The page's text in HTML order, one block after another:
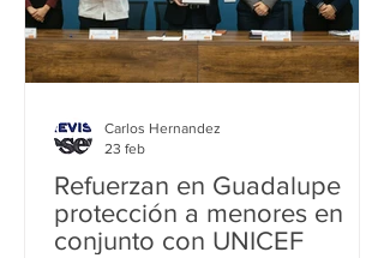
Refuerzan en Guadalupe
protección a menores en
conjunto con UNICEF
Carlos Hernandez
23 feb